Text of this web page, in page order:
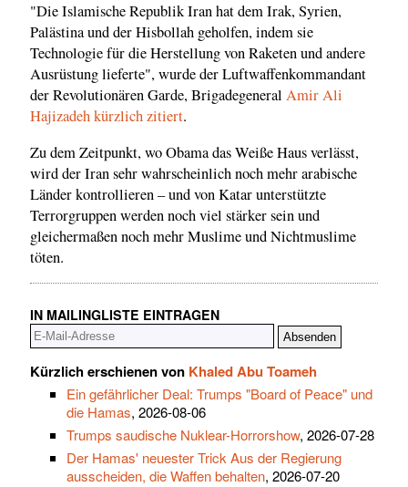
"Die Islamische Republik Iran hat dem Irak, Syrien,
Palästina und der Hisbollah geholfen, indem sie
Technologie für die Herstellung von Raketen und andere
Ausrüstung lieferte", wurde der Luftwaffenkommandant
der Revolutionären Garde, Brigadegeneral Amir Ali
Hajizadeh kürzlich zitiert.
Zu dem Zeitpunkt, wo Obama das Weiße Haus verlässt,
wird der Iran sehr wahrscheinlich noch mehr arabische
Länder kontrollieren – und von Katar unterstützte
Terrorgruppen werden noch viel stärker sein und
gleichermaßen noch mehr Muslime und Nichtmuslime
töten.
IN MAILINGLISTE EINTRAGEN
Kürzlich erschienen von Khaled Abu Toameh
Ein gefährlicher Deal: Trumps "Board of Peace" und
die Hamas, 2026-08-06
Trumps saudische Nuklear-Horrorshow, 2026-07-28
Der Hamas' neuester Trick Aus der Regierung
ausscheiden, die Waffen behalten, 2026-07-20